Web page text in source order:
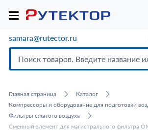
samara@rutector.ru
Главная страница
Каталог
Компрессоры и оборудование для подготовки
Фильтры сжатого воздуха
Сменный элемент для магистрального фильтра